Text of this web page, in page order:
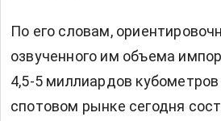
По его словам,
озвученного им объема
4,5-5 миллиардов
спотовом рынке сегодня